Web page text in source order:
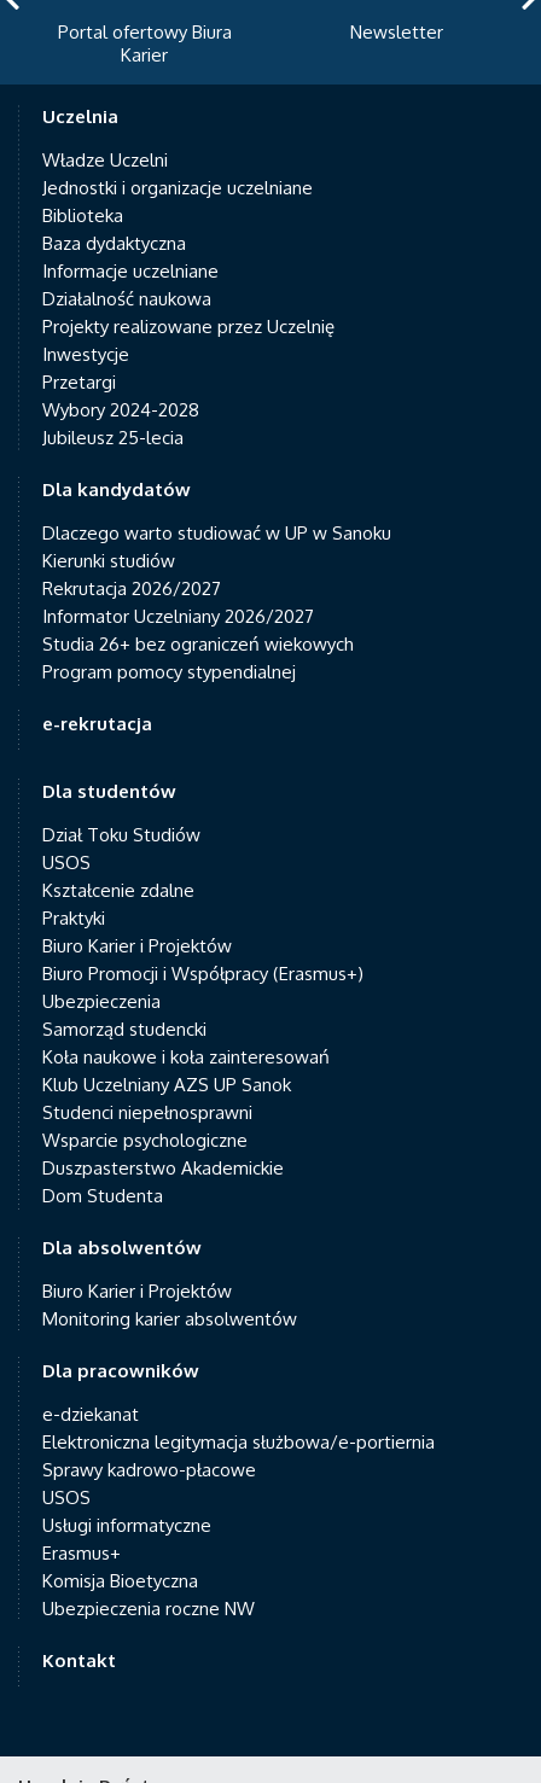
Portal ofertowy Biura
Karier
Newsletter
Uczelnia
Władze Uczelni
Jednostki i organizacje uczelniane
Biblioteka
Baza dydaktyczna
Informacje uczelniane
Działalność naukowa
Projekty realizowane przez Uczelnię
Inwestycje
Przetargi
Wybory 2024-2028
Jubileusz 25-lecia
Dla kandydatów
Dlaczego warto studiować w UP w Sanoku
Kierunki studiów
Rekrutacja 2026/2027
Informator Uczelniany 2026/2027
Studia 26+ bez ograniczeń wiekowych
Program pomocy stypendialnej
e-rekrutacja
Dla studentów
Dział Toku Studiów
USOS
Kształcenie zdalne
Praktyki
Biuro Karier i Projektów
Biuro Promocji i Współpracy (Erasmus+)
Ubezpieczenia
Samorząd studencki
Koła naukowe i koła zainteresowań
Klub Uczelniany AZS UP Sanok
Studenci niepełnosprawni
Wsparcie psychologiczne
Duszpasterstwo Akademickie
Dom Studenta
Dla absolwentów
Biuro Karier i Projektów
Monitoring karier absolwentów
Dla pracowników
e-dziekanat
Elektroniczna legitymacja służbowa/e-portiernia
Sprawy kadrowo-płacowe
USOS
Usługi informatyczne
Erasmus+
Komisja Bioetyczna
Ubezpieczenia roczne NW
Kontakt